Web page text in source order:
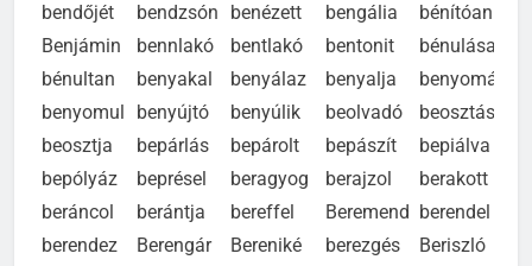
bendőjét
bendzsón benézett bengália
bénítóan
Benjámin
bennlakó bentlakó bentonit
bénulása
bénultan
benyakal benyálaz benyalja
benyomás
benyomul
benyújtó benyúlik beolvadó
beosztás
beosztja
bepárlás bepárolt bepászít
bepiálva
bepólyáz
beprésel beragyog berajzol
berakott
beráncol
berántja bereffel Beremend
berendel
berendez
Berengár Bereniké berezgés
Beriszló